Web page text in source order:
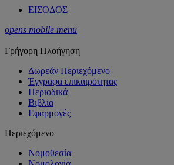
ΕΙΣΟΔΟΣ
opens mobile menu
Γρήγορη Πλοήγηση
Δωρεάν Περιεχόμενο
Έγγραφα επικαιρότητας
Περιοδικά
Βιβλία
Εφαρμογές
Περιεχόμενο
Νομοθεσία